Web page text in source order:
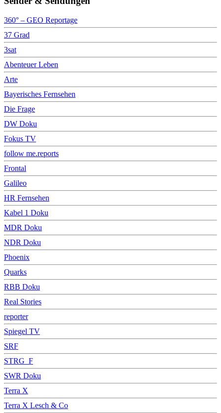
360° – GEO Reportage
37 Grad
3sat
Abenteuer Leben
Arte
Bayerisches Fernsehen
Die Frage
DW Doku
Fokus TV
follow me.reports
Frontal
Galileo
HR Fernsehen
Kabel 1 Doku
MDR Doku
NDR Doku
Phoenix
Quarks
RBB Doku
Real Stories
reporter
Spiegel TV
SRF
STRG_F
SWR Doku
Terra X
Terra X Lesch & Co